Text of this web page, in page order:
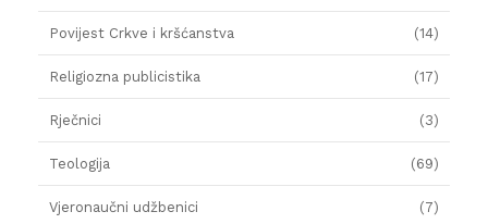
Povijest Crkve i kršćanstva (14)
Religiozna publicistika (17)
Rječnici (3)
Teologija (69)
Vjeronaučni udžbenici (7)